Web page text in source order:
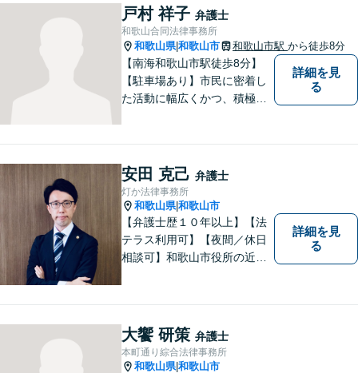
【当日／夜間／応相談】お悩
み事がございましたら、お気
軽にご相談下さい。
戸村 祥子 弁護士
和歌山合同法律事務所
和歌山県|和歌山市 和歌山市駅 から徒歩8分
【南海和歌山市駅徒歩8分】
【駐車場あり】市民に密着し
た活動に幅広くかつ、積極的
く対応可能。【地域に根ざし
た弁護士】法律トラブルでお
悩みの方は、お気軽にご相談
ください。
詳細を見
る
安田 克己 弁護士
灯か法律事務所
和歌山県|和歌山市
【弁護士歴１０年以上】【法
テラス利用可】【夜間／休日
相談可】和歌山市役所の近
す。一人で悩まず、まずはご
相談ください。あなたの灯り
となれるよう誠心誠意努めま
す。
詳細を見
る
大饗 研策 弁護士
本町通り綜合法律事務所
和歌山県|和歌山市